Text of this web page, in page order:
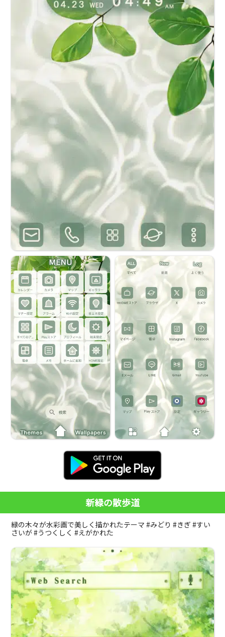
新緑の散歩道
緑の木々が水彩画で美しく描かれたテーマ #みどり #きぎ #すい
さいが #うつくしく #えがかれた